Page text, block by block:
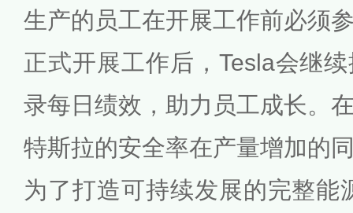
生产的员工在开展工作前必须
正式开展工作后，Tesla会继
录每日绩效，助力员工成长。
特斯拉的安全率在产量增加的
为了打造可持续发展的完整能